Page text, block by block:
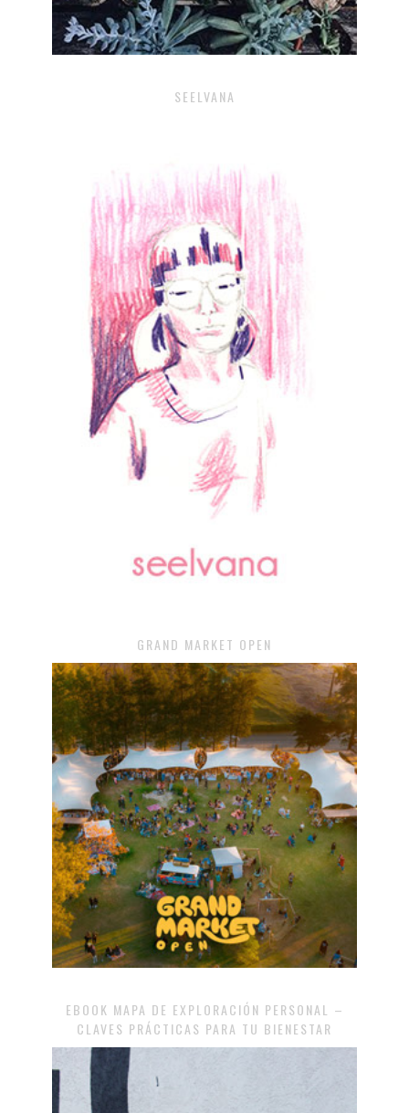
SEELVANA
GRAND MARKET OPEN
EBOOK MAPA DE EXPLORACIÓN PERSONAL –
CLAVES PRÁCTICAS PARA TU BIENESTAR